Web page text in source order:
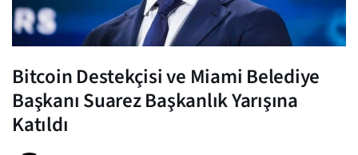
Bitcoin Destekçisi ve Miami Belediye
Başkanı Suarez Başkanlık Yarışına
Katıldı